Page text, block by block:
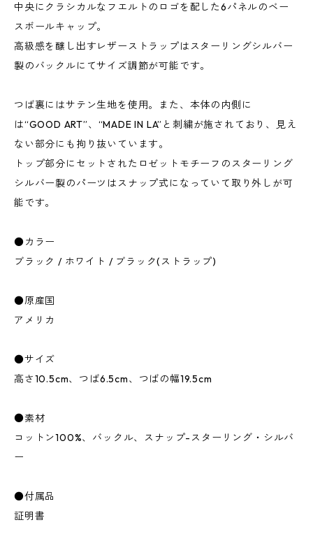
中央にクラシカルなフエルトのロゴを配した6パネルのベー
スボールキャップ。
高級感を醸し出すレザーストラップはスターリングシルバー
製のバックルにてサイズ調節が可能です。
つば裏にはサテン生地を使用。また、本体の内側に
は“GOOD ART”、“MADE IN LA”と刺繍が施されており、見え
ない部分にも拘り抜いています。
トップ部分にセットされたロゼットモチーフのスターリング
シルバー製のパーツはスナップ式になっていて取り外しが可
能です。
●カラー
ブラック / ホワイト / ブラック(ストラップ)
●原産国
アメリカ
●サイズ
高さ10.5cm、つば6.5cm、つばの幅19.5cm
●素材
コットン100%、バックル、スナップ-スターリング・シルバ
ー
●付属品
証明書